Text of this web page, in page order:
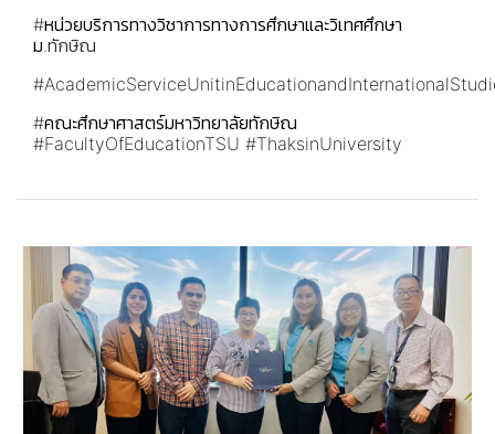
#หน่วยบริการทางวิชาการทางการศึกษาและวิเทศศึกษา
ม .ทักษิณ
#คณะศึกษาศาสตร์มหาวิทยาลัยทักษิณ
#FacultyOfEducationTSU #ThaksinUniversity